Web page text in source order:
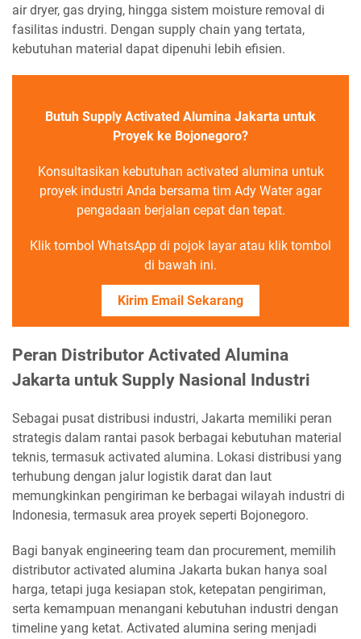
air dryer, gas drying, hingga sistem moisture removal di
fasilitas industri. Dengan supply chain yang tertata,
kebutuhan material dapat dipenuhi lebih efisien.
Butuh Supply Activated Alumina Jakarta untuk
Proyek ke Bojonegoro?
Konsultasikan kebutuhan activated alumina untuk
proyek industri Anda bersama tim Ady Water agar
pengadaan berjalan cepat dan tepat.
Klik tombol WhatsApp di pojok layar atau klik tombol
di bawah ini.
Kirim Email Sekarang
Peran Distributor Activated Alumina
Jakarta untuk Supply Nasional Industri
Sebagai pusat distribusi industri, Jakarta memiliki peran
strategis dalam rantai pasok berbagai kebutuhan material
teknis, termasuk activated alumina. Lokasi distribusi yang
terhubung dengan jalur logistik darat dan laut
memungkinkan pengiriman ke berbagai wilayah industri di
Indonesia, termasuk area proyek seperti Bojonegoro.
Bagi banyak engineering team dan procurement, memilih
distributor activated alumina Jakarta bukan hanya soal
harga, tetapi juga kesiapan stok, ketepatan pengiriman,
serta kemampuan menangani kebutuhan industri dengan
timeline yang ketat. Activated alumina sering menjadi